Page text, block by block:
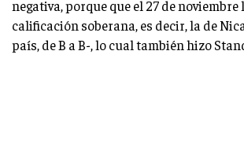
negativa, porque que el 27 de noviembre
calificación soberana, es decir, la de
país, de B a B-, lo cual también hizo